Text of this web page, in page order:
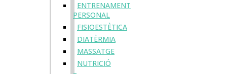
ENTRENAMENT
PERSONAL
FISIOESTÈTICA
DIATÈRMIA
MASSATGE
NUTRICIÓ